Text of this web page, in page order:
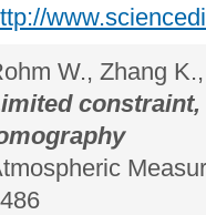
W., Zhang